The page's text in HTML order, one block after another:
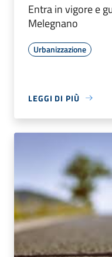
Entra in vigore e
Melegnano
Urbanizzazione
LEGGI DI PIÙ